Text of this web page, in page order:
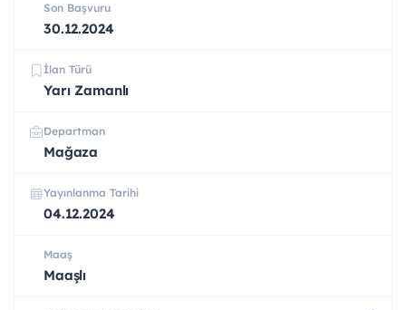
Son Başvuru
30.12.2024
İlan Türü
Yarı Zamanlı
Departman
Mağaza
Yayınlanma Tarihi
04.12.2024
Maaş
Maaşlı